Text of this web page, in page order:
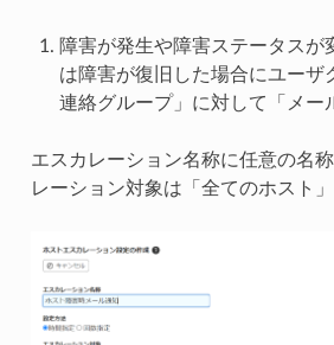
障害が発生や障害ステータスが
は障害が復旧した場合にユーザ
連絡グループ」に対して「メー
エスカレーション名称に任意の名
レーション対象は「全てのホスト